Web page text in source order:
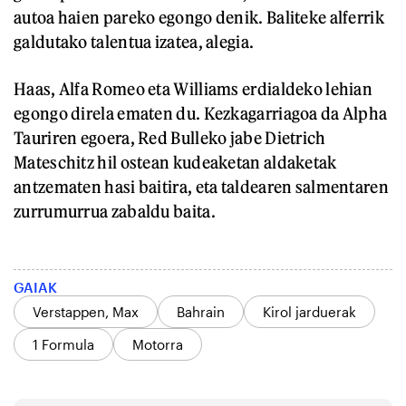
autoa haien pareko egongo denik. Baliteke alferrik
galdutako talentua izatea, alegia.
Haas, Alfa Romeo eta Williams erdialdeko lehian
egongo direla ematen du. Kezkagarriagoa da Alpha
Tauriren egoera, Red Bulleko jabe Dietrich
Mateschitz hil ostean kudeaketan aldaketak
antzematen hasi baitira, eta taldearen salmentaren
zurrumurrua zabaldu baita.
GAIAK
Verstappen, Max
Bahrain
Kirol jarduerak
1 Formula
Motorra